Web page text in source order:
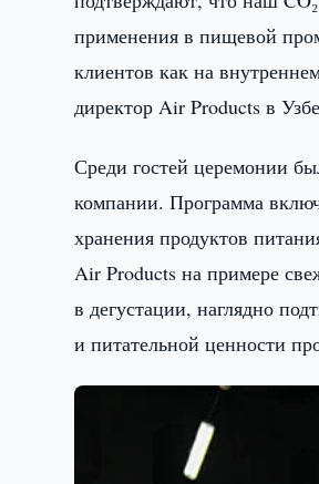
применения в пищевой
клиентов как на
директор Air Products в
Среди гостей церемонии
компании. Программа
хранения продуктов
Air Products на примере
в дегустации, наглядно
и питательной ценности